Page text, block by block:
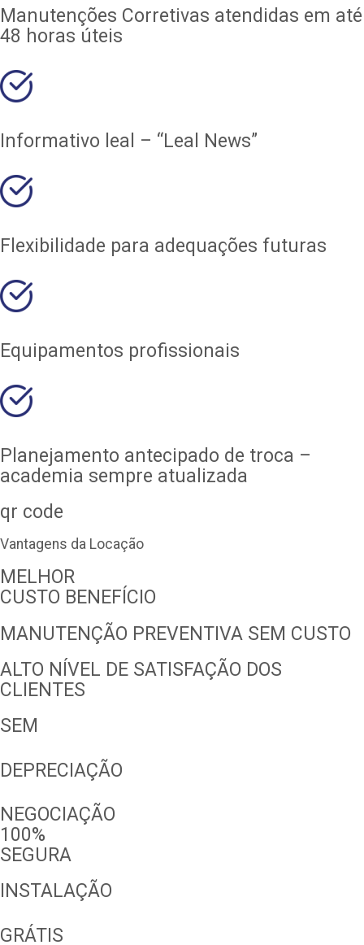
Manutenções Corretivas atendidas em até
48 horas úteis
Informativo leal – “Leal News”
Flexibilidade para adequações futuras
Equipamentos profissionais
Planejamento antecipado de troca –
academia sempre atualizada
qr code
Vantagens da Locação
MELHOR
CUSTO BENEFÍCIO
MANUTENÇÃO PREVENTIVA SEM CUSTO
ALTO NÍVEL DE SATISFAÇÃO DOS
CLIENTES
SEM
DEPRECIAÇÃO
NEGOCIAÇÃO
100%
SEGURA
INSTALAÇÃO
GRÁTIS